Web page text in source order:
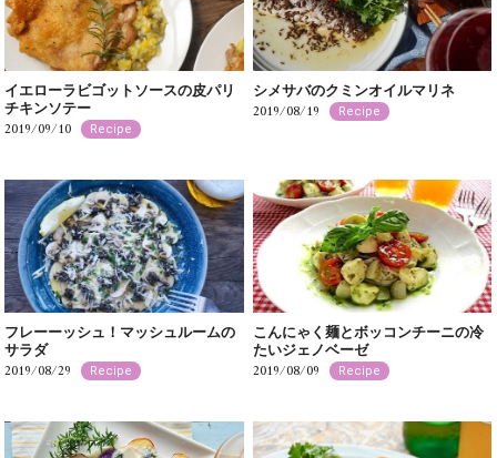
イエローラビゴットソースの皮パリ
チキンソテー
2019/09/10 Recipe
シメサバのクミンオイルマリネ
2019/08/19 Recipe
フレーーッシュ！マッシュルームの
サラダ
2019/08/29 Recipe
こんにゃく麺とボッコンチーニの冷
たいジェノベーゼ
2019/08/09 Recipe